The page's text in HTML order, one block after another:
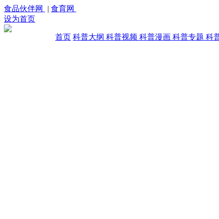
食品伙伴网 | 食育网
设为首页
首页 科普大纲 科普视频 科普漫画 科普专题 科